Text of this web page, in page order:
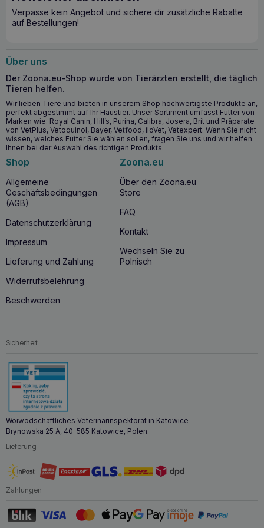
PROTEXIN Pro-Kolin Advanced 60ml –
ist der Schlüssel für die allgemeine Gesundheit und das
Wohlbefinden Ihres Hundes.
Unterstützt das Gleichgewicht der Darmmikroflora.
Wirkt Verdauungsstörungen entgegen.
Verbessert die Aufnahme von Nährstoffen.
Enthält eine einzigartige Zusammensetzung von
nützlichen Mikroorganismen.
Fortschrittliche Unterstützung für die Magen-Darm-
Gesundheit von Hunden
Pro-Kolin Advanced enthält nützliche Mikroorganismen,
mehrere präbiotische Quellen, optimale Mengen eines
dualen Bindemittels und Ballaststoffe
des Verdauungstraktes
PROTEXIN Pro-Kolin Advanced 60ml – ab
Es gibt kein bestimmtes Alter, ab dem
Advanced 60ml verwendet werden sollte.
feststellen.
Protexin Pro-Kolin Advance 60ml –
Zusätzliche Informationen
Pro-Kolin Advanced ist ab dem Herstellungsdatum 2
Jahre lang haltbar.
Nach dem Öffnen den Deckel fest verschließen und an
einem kühlen, trockenen Ort aufbewahren.
Bei korrekter Lagerung ist Pro-Kolin Advanced bis zum
geöffnet wurde.
Verpasse kein Angebot und sichere dir zusätzliche Rabatte
auf Bestellungen!
Über uns
Der Zoona.eu-Shop wurde von Tierärzten erstellt, die täglich
Tieren helfen.
Wir lieben Tiere und bieten in unserem Shop hochwertigste Produkte an,
perfekt abgestimmt auf Ihr Haustier. Unser Sortiment umfasst Futter von
Marken wie: Royal Canin, Hill’s, Purina, Calibra, Josera, Brit und Präparate
von VetPlus, Vetoquinol, Bayer, Vetfood, iloVet, Vetexpert. Wenn Sie nicht
wissen, welches Futter Sie wählen sollen, fragen Sie uns und wir helfen
Ihnen bei der Auswahl des richtigen Produkts.
Shop
Allgemeine
Geschäftsbedingungen
(AGB)
Datenschutzerklärung
Impressum
Lieferung und Zahlung
Widerrufsbelehrung
Beschwerden
Zoona.eu
Über den Zoona.eu
Store
FAQ
Kontakt
Wechseln Sie zu
Polnisch
Sicherheit
Woiwodschaftliches Veterinärinspektorat in Katowice
Brynowska 25 A, 40-585 Katowice, Polen.
Lieferung
Zahlungen